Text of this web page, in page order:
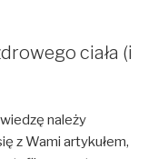
ciała (i
należy
z Wami artykułem,